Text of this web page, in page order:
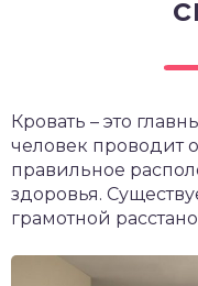
Кровать – это
человек проводит
правильное
здоровья.
грамотной